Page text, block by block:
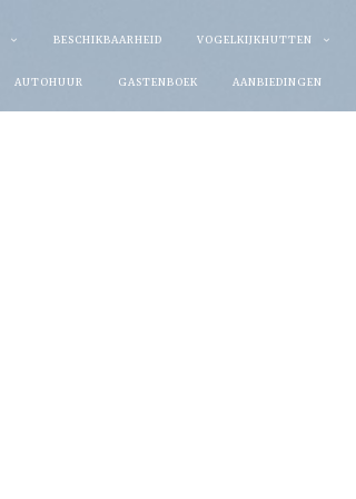
BESCHIKBAARHEID VOGELKIJKHUTTEN
AUTOHUUR GASTENBOEK AANBIEDINGEN